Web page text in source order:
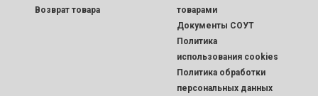
Возврат товара
товарами
Документы СОУТ
Политика
использования cookies
Политика обработки
персональных данных